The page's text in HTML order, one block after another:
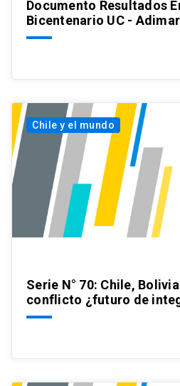
Documento Resultados
Bicentenario UC -
Chile y el mundo
Serie N° 70: Chile,
conflicto ¿futuro de